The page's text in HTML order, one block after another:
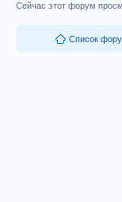
Сейчас этот форум
Список